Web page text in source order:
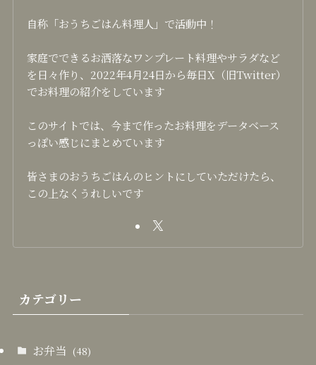
自称「おうちごはん料理人」で活動中！
家庭でできるお洒落なワンプレート料理やサラダなど
を日々作り、2022年4月24日から毎日X（旧Twitter）
でお料理の紹介をしています
このサイトでは、今まで作ったお料理をデータベース
っぽい感じにまとめています
皆さまのおうちごはんのヒントにしていただけたら、
この上なくうれしいです
カテゴリー
お弁当 (48)